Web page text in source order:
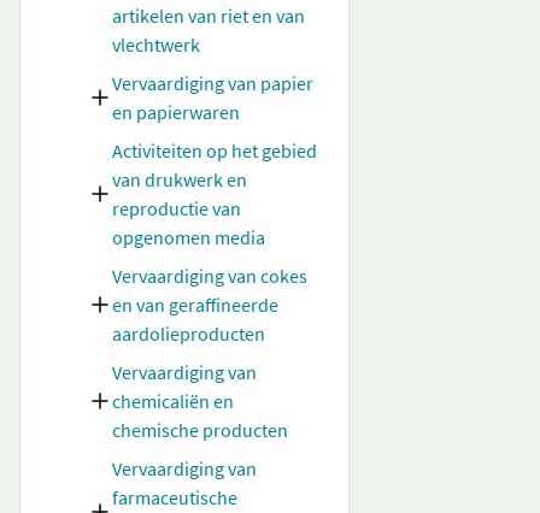
artikelen van riet en van
vlechtwerk
Vervaardiging van papier
en papierwaren
Activiteiten op het gebied
van drukwerk en
reproductie van
opgenomen media
Vervaardiging van cokes
en van geraffineerde
aardolieproducten
Vervaardiging van
chemicaliën en
chemische producten
Vervaardiging van
farmaceutische